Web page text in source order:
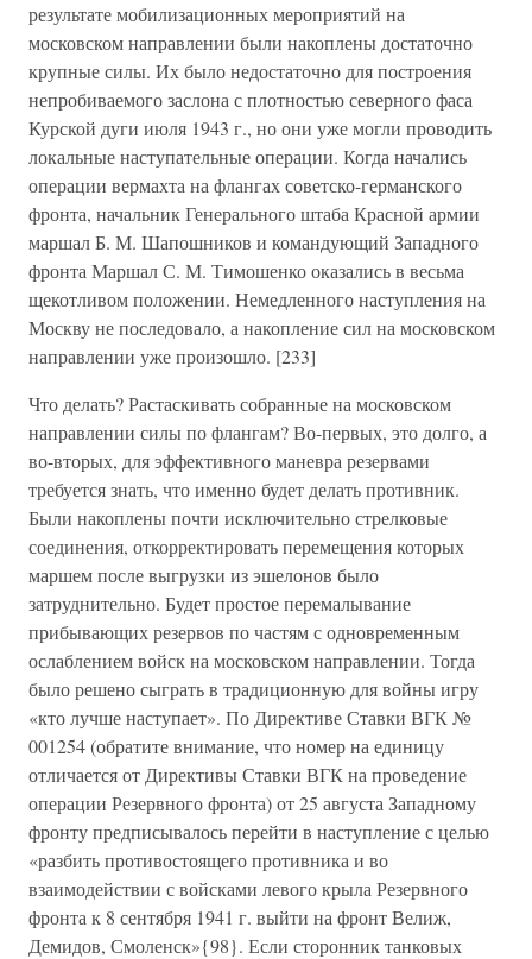
результате мобилизационных мероприятий на
московском направлении были накоплены достаточно
крупные силы. Их было недостаточно для построения
непробиваемого заслона с плотностью северного фаса
Курской дуги июля 1943 г., но они уже могли проводить
локальные наступательные операции. Когда начались
операции вермахта на флангах советско-германского
фронта, начальник Генерального штаба Красной армии
маршал Б. М. Шапошников и командующий Западного
фронта Маршал С. М. Тимошенко оказались в весьма
щекотливом положении. Немедленного наступления на
Москву не последовало, а накопление сил на московском
направлении уже произошло. [233]
Что делать? Растаскивать собранные на московском
направлении силы по флангам? Во-первых, это долго, а
во-вторых, для эффективного маневра резервами
требуется знать, что именно будет делать противник.
Были накоплены почти исключительно стрелковые
соединения, откорректировать перемещения которых
маршем после выгрузки из эшелонов было
затруднительно. Будет простое перемалывание
прибывающих резервов по частям с одновременным
ослаблением войск на московском направлении. Тогда
было решено сыграть в традиционную для войны игру
«кто лучше наступает». По Директиве Ставки ВГК №
001254 (обратите внимание, что номер на единицу
отличается от Директивы Ставки ВГК на проведение
операции Резервного фронта) от 25 августа Западному
фронту предписывалось перейти в наступление с целью
«разбить противостоящего противника и во
взаимодействии с войсками левого крыла Резервного
фронта к 8 сентября 1941 г. выйти на фронт Велиж,
Демидов, Смоленск»{98}. Если сторонник танковых